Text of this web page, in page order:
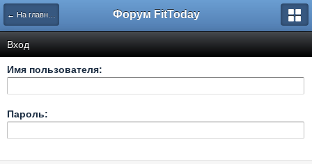
← На главную Форум FitToday
Вход
Имя пользователя:
Пароль: